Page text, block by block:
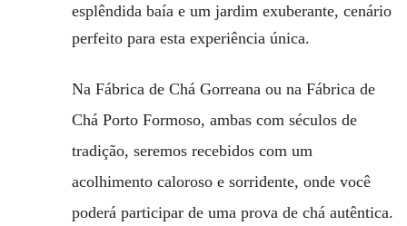
esplêndida baía e um jardim exuberante, cenário
perfeito para esta experiência única.
Na Fábrica de Chá Gorreana ou na Fábrica de
Chá Porto Formoso, ambas com séculos de
tradição, seremos recebidos com um
acolhimento caloroso e sorridente, onde você
poderá participar de uma prova de chá autêntica.